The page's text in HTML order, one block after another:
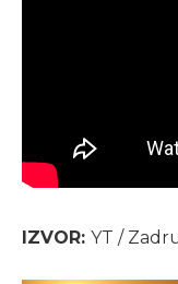
IZVOR: YT /